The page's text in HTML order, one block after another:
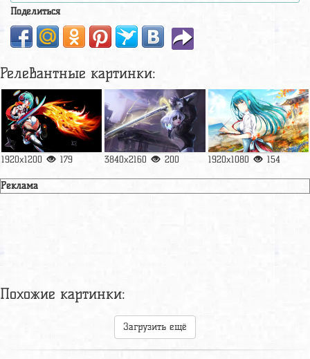
Поделиться
Релевантные картинки:
1920x1200 179 3840x2160 200 1920x1080 154
Реклама
Похожие картинки:
Загрузить ещё